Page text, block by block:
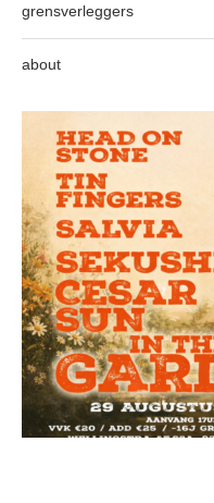
grensverleggers
about